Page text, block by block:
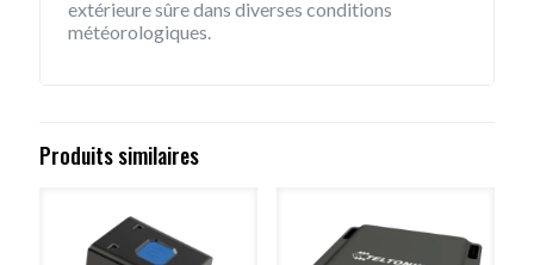
extérieure sûre dans diverses conditions
météorologiques.
Produits similaires